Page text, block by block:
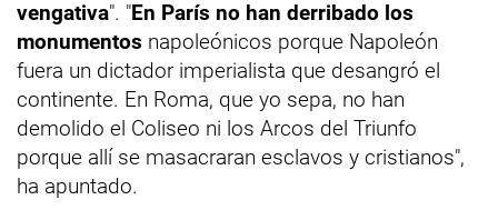
vengativa". "En París no han derribado los
monumentos napoleónicos porque Napoleón
fuera un dictador imperialista que desangró el
continente. En Roma, que yo sepa, no han
demolido el Coliseo ni los Arcos del Triunfo
porque allí se masacraran esclavos y cristianos",
ha apuntado.